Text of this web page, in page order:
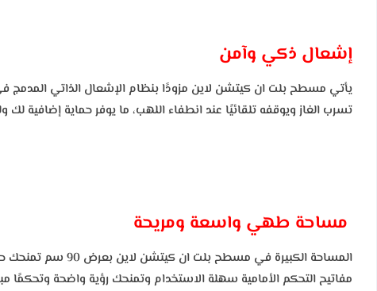
إشعال ذكي وآمن
يأتي مسطح بلت ان كيتشن لاين مزودًا بنظام الإشعال الذاتي
تسرب الغاز ويوقفه تلقائيًا عند انطفاء اللهب، ما يوفر حماية إضافية لك
مساحة طهي واسعة ومريحة
المساحة
مفاتيح التحكم الأمامية سهلة الاستخدام وتمنحك رؤية واضحة وتحكمًا